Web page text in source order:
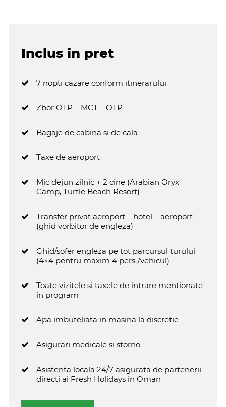
Inclus in pret
7 nopti cazare conform itinerarului
Zbor OTP – MCT – OTP
Bagaje de cabina si de cala
Taxe de aeroport
Mic dejun zilnic + 2 cine (Arabian Oryx
Camp, Turtle Beach Resort)
Transfer privat aeroport – hotel – aeroport
(ghid vorbitor de engleza)
Ghid/sofer engleza pe tot parcursul turului
(4×4 pentru maxim 4 pers./vehicul)
Toate vizitele si taxele de intrare mentionate
in program
Apa imbuteliata in masina la discretie
Asigurari medicale si storno
Asistenta locala 24/7 asigurata de partenerii
directi ai Fresh Holidays in Oman